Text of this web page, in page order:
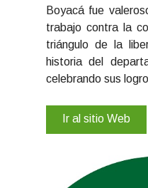
Boyacá fue
trabajo contra la
triángulo de la
historia del
celebrando sus
Ir al sitio Web